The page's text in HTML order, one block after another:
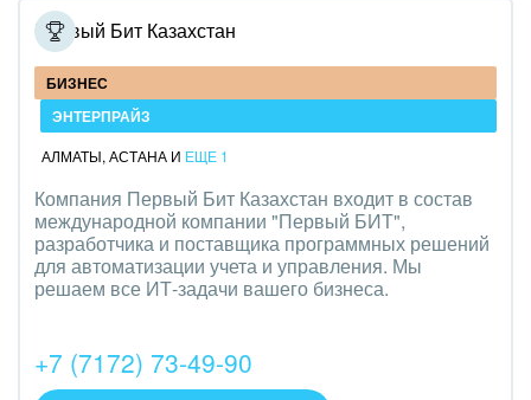
Внедрение онлайн-продаж
Внедрение онлайн-офиса / Интранета
Промышленность
СМИ, издательства, справочники
Страхование
Строительство, ремонт и благоустройство
Транспорт, Авиация, автобизнес
Трудоустройство
PR, маркетинг, реклама,
Первый Бит Казахстан
БИЗНЕС
ЭНТЕРПРАЙЗ
АЛМАТЫ, АСТАНА И ЕЩЕ 1
Компания Первый Бит Казахстан входит в состав
международной компании "Первый БИТ",
разработчика и поставщика программных решений
для автоматизации учета и управления. Мы
решаем все ИТ-задачи вашего бизнеса.
+7 (7172) 73-49-90